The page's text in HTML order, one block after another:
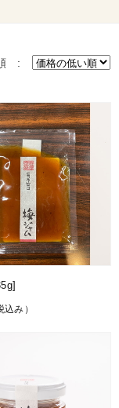
順 :
込み）